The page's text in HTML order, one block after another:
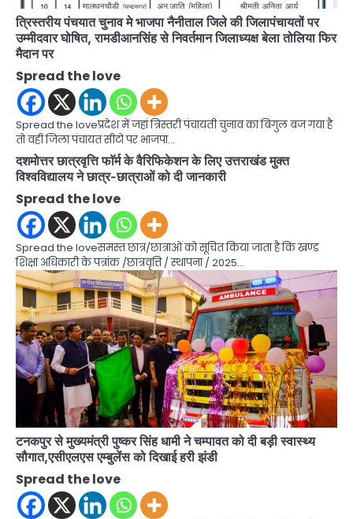
त्रिस्तरीय पंचयात चुनाव मे भाजपा नैनीताल जिले की जिलापंचायतों पर
उम्मीदवार घोषित, रामडीआनसिंह से निवर्तमान जिलाध्यक्ष बेला तोलिया फिर
मैदान पर
Spread the love
Spread the loveप्रदेश में जहां त्रिस्तरी पंचायती चुनाव का बिगुल बज गया है
तो वहीं जिला पंचायत सीटों पर भाजपा…
दशमोत्तर छात्रवृत्ति फाॅर्म के वैरिफिकेशन के लिए उत्तराखंड मुक्त
विश्वविद्यालय ने छात्र-छात्राओं को दी जानकारी
Spread the love
Spread the loveसमस्त छात्र/छात्राओं को सूचित किया जाता है कि खण्ड
शिक्षा अधिकारी के पत्रांक /छात्रवृत्ति / स्थापना / 2025…
टनकपुर से मुख्यमंत्री पुष्कर सिंह धामी ने चम्पावत को दी बड़ी स्वास्थ्य
सौगात,एसीएलएस एम्बुलेंस को दिखाई हरी झंडी
Spread the love